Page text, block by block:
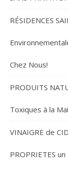
RÉSIDENCES
Chez Nous!
PRODUITS
Toxiques à la
VINAIGRE de
PROPRIETES